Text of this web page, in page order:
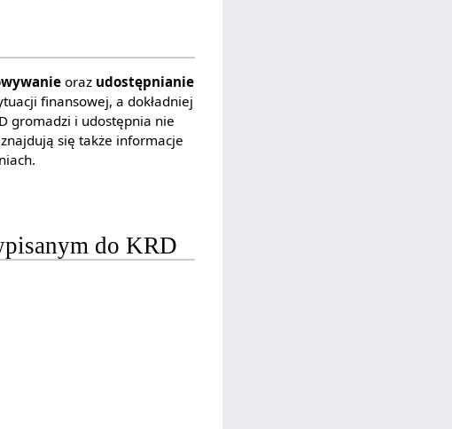
oraz udostępnianie
finansowej, a dokładniej
gromadzi i udostępnia nie
się także informacje
do KRD